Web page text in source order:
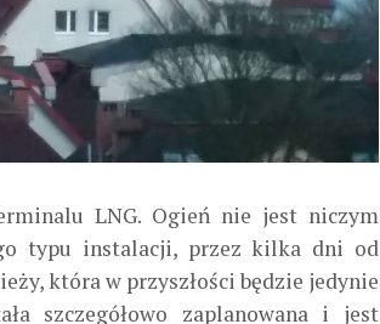
LNG. Ogień nie jest niczym
typu instalacji, przez kilka dni od
która w przyszłości będzie jedynie
szczegółowo zaplanowana i jest